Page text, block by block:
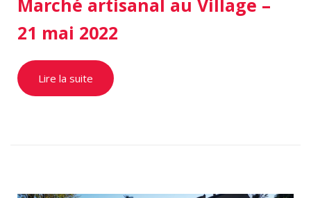
Marché artisanal au Village –
21 mai 2022
Lire la suite